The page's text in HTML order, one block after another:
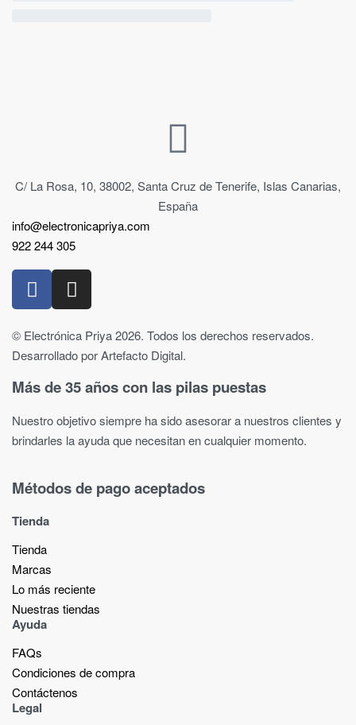
C/ La Rosa, 10, 38002, Santa Cruz de Tenerife, Islas Canarias,
España
info@electronicapriya.com
922 244 305
© Electrónica Priya 2026. Todos los derechos reservados.
Desarrollado por Artefacto Digital.
Más de 35 años con las pilas puestas
Nuestro objetivo siempre ha sido asesorar a nuestros clientes y
brindarles la ayuda que necesitan en cualquier momento.
Métodos de pago aceptados
Tienda
Tienda
Marcas
Lo más reciente​
Nuestras tiendas​
Ayuda
FAQs
Condiciones de compra
Contáctenos
Legal